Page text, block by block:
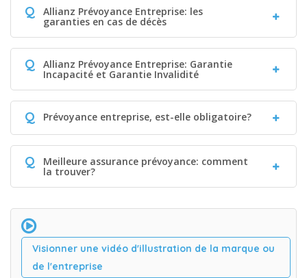
Q Allianz Prévoyance Entreprise: les
garanties en cas de décès
Q Allianz Prévoyance Entreprise: Garantie
Incapacité et Garantie Invalidité
Q Prévoyance entreprise, est-elle obligatoire?
Q Meilleure assurance prévoyance: comment
la trouver?
Visionner une vidéo d'illustration de la marque ou
de l'entreprise